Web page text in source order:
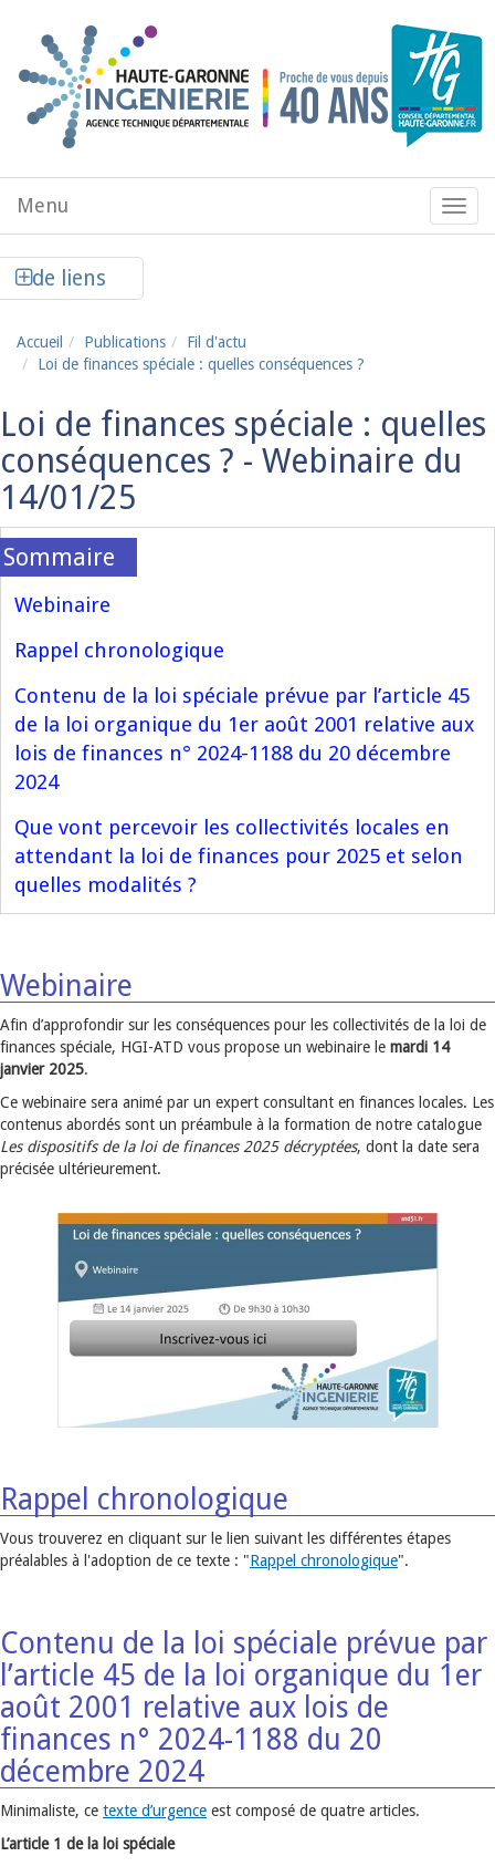
Menu
de
Menu
de liens
Accueil Publications
Fil d'actu
Loi de finances spéciale : quelles conséquences ?
Loi de finances spéciale : quelles
conséquences ? - Webinaire du
14/01/25
Webinaire
Rappel chronologique
Contenu de la loi spéciale prévue par l’article 45
de la loi organique du 1er août 2001 relative aux
lois de finances n° 2024-1188 du 20 décembre
2024
Que vont percevoir les collectivités locales en
attendant la loi de finances pour 2025 et selon
quelles modalités ?
Webinaire
Afin d’approfondir sur les conséquences pour les collectivités de la loi de
finances spéciale, HGI-ATD vous propose un webinaire le mardi 14
janvier 2025.
Ce webinaire sera animé par un expert consultant en finances locales. Les
contenus abordés sont un préambule à la formation de notre catalogue
Les dispositifs de la loi de finances 2025 décryptées, dont la date sera
précisée ultérieurement.
Rappel chronologique
Vous trouverez en cliquant sur le lien suivant les différentes étapes
préalables à l'adoption de ce texte : "Rappel chronologique".
Contenu de la loi spéciale prévue par
l’article 45 de la loi organique du 1er
août 2001 relative aux lois de
finances n° 2024-1188 du 20
décembre 2024
Minimaliste, ce texte d’urgence est composé de quatre articles.
L’article 1 de la loi spéciale